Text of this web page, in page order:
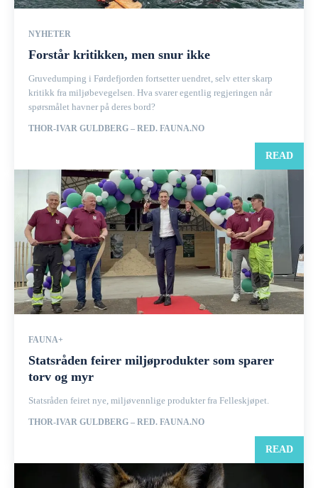
NYHETER
Forstår kritikken, men snur ikke
Gruvedumping i Førdefjorden fortsetter uendret, selv etter skarp
kritikk fra miljøbevegelsen. Hva svarer egentlig regjeringen når
spørsmålet havner på deres bord?
THOR-IVAR GULDBERG – RED. FAUNA.NO
READ
FAUNA+
Statsråden feirer miljøprodukter som sparer
torv og myr
Statsråden feiret nye, miljøvennlige produkter fra Felleskjøpet.
THOR-IVAR GULDBERG – RED. FAUNA.NO
READ